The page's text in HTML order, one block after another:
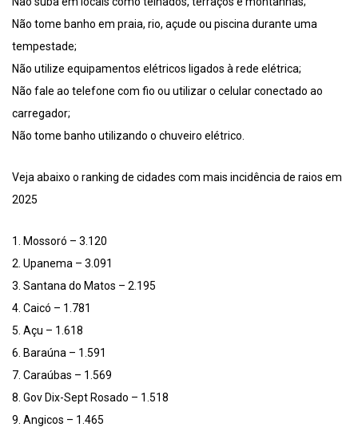
Não tome banho em praia, rio, açude ou piscina durante uma
tempestade;
Não utilize equipamentos elétricos ligados à rede elétrica;
Não fale ao telefone com fio ou utilizar o celular conectado ao
carregador;
Não tome banho utilizando o chuveiro elétrico.
Veja abaixo o ranking de cidades com mais incidência de raios em
2025
1. Mossoró – 3.120
2. Upanema – 3.091
3. Santana do Matos – 2.195
4. Caicó – 1.781
5. Açu – 1.618
6. Baraúna – 1.591
7. Caraúbas – 1.569
8. Gov Dix-Sept Rosado – 1.518
9. Angicos – 1.465